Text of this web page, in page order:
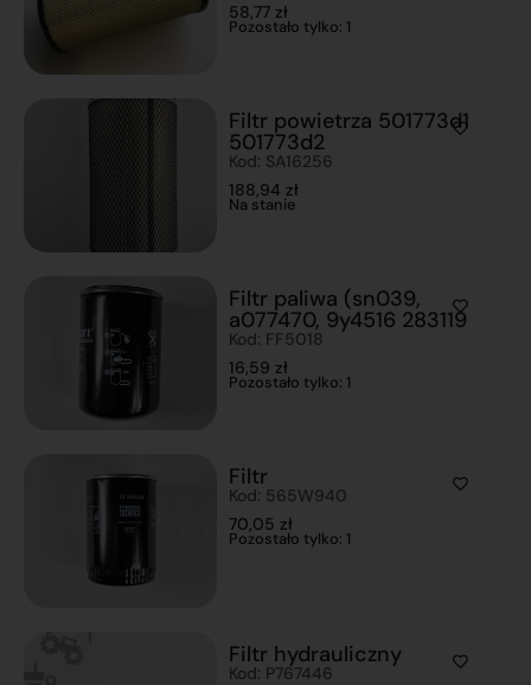
58,77 zł
Pozostało tylko: 1
Filtr powietrza 501773d1
501773d2
Kod: SA16256
188,94 zł
Na stanie
Filtr paliwa (sn039,
a077470, 9y4516 283119
Kod: FF5018
16,59 zł
Pozostało tylko: 1
Filtr
Kod: 565W940
70,05 zł
Pozostało tylko: 1
Filtr hydrauliczny
Kod: P767446